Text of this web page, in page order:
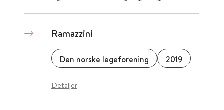
Ramazzini
Den norske legeforening 2019
Detaljer